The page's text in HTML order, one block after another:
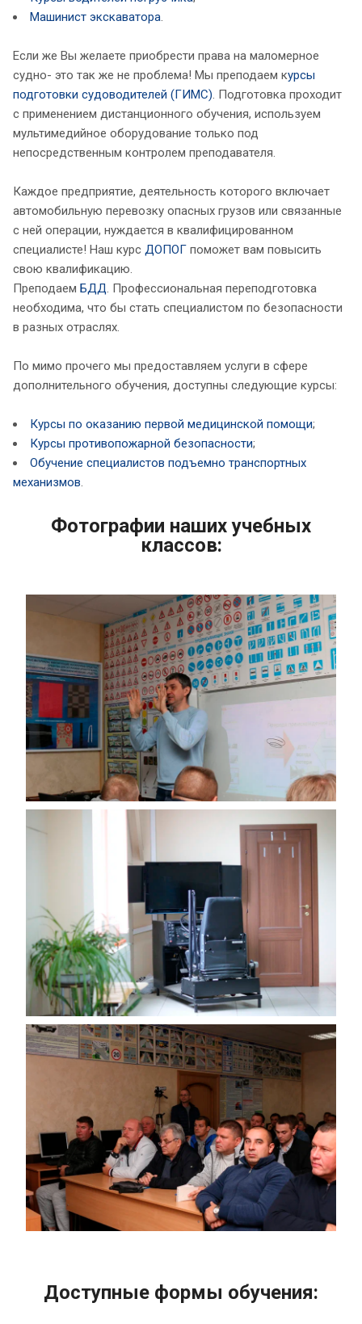
Машинист экскаватора
Если же Вы желаете приобрести права на маломерное
судно- это так же не проблема! Мы преподаем курсы
подготовки судоводителей (ГИМС) . Подготовка проходит
с применением дистанционного обучения, используем
мультимедийное оборудование только под
непосредственным контролем преподавателя.
Каждое предприятие, деятельность которого включает
автомобильную перевозку опасных грузов или связанные
с ней операции, нуждается в квалифицированном
специалисте! Наш курс ДОПОГ поможет вам повысить
свою квалификацию.
Преподаем БДД . Профессиональная переподготовка
необходима, что бы стать специалистом по безопасности
в разных отраслях.
По мимо прочего мы предоставляем услуги в сфере
дополнительного обучения, доступны следующие курсы:
Курсы по оказанию первой медицинской помощи;
Курсы противопожарной безопасности;
Обучение специалистов подъемно транспортных
механизмов
Фотографии наших учебных
классов:
Доступные формы обучения: